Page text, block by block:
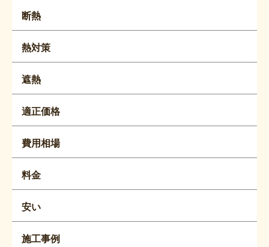
断熱
熱対策
遮熱
適正価格
費用相場
料金
安い
施工事例